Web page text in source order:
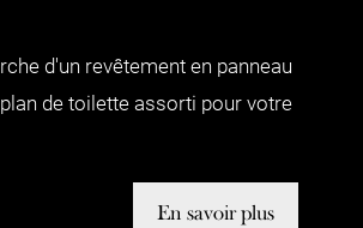
d'un revêtement en panneau
de toilette assorti pour votre
En savoir plus